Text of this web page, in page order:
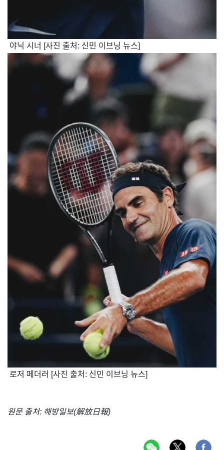
​ 야닉 시너 [사진 출처: 신민 이브닝 뉴스]
​ 로저 페더러 [사진 출처: 신민 이브닝 뉴스]
원문 출처: 해방일보(解放日報)